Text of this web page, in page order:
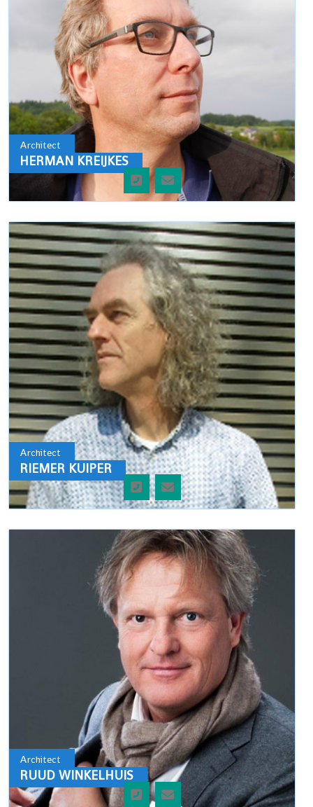
Architect
HERMAN KREIJKES
Architect
RIEMER KUIPER
Architect
RUUD WINKELHUIS